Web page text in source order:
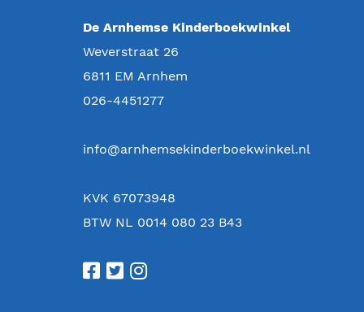
De Arnhemse Kinderboekwinkel
Weverstraat 26
6811 EM Arnhem
026-4451277
info@arnhemsekinderboekwinkel.nl
KVK 67073948
BTW NL 0014 080 23 B43